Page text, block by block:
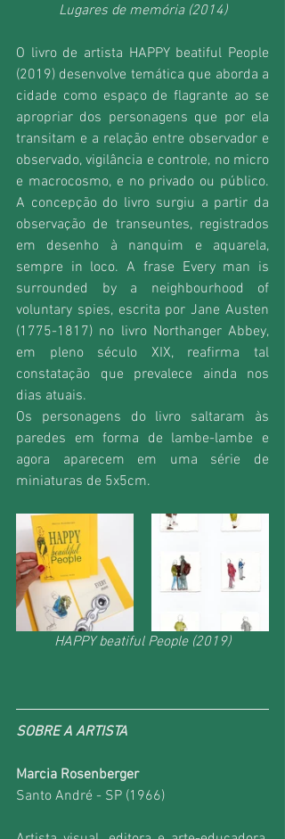
Lugares de memória (2014)
O livro de artista HAPPY beatiful People
(2019) desenvolve temática que aborda a
cidade como espaço de flagrante ao se
apropriar dos personagens que por ela
transitam e a relação entre observador e
observado, vigilância e controle, no micro
e macrocosmo, e no privado ou público.
A concepção do livro surgiu a partir da
observação de transeuntes, registrados
em desenho à nanquim e aquarela,
sempre in loco. A frase Every man is
surrounded by a neighbourhood of
voluntary spies, escrita por Jane Austen
(1775-1817) no livro Northanger Abbey,
em pleno século XIX, reafirma tal
constatação que prevalece ainda nos
dias atuais.
Os personagens do livro saltaram às
paredes em forma de lambe-lambe e
agora aparecem em uma série de
miniaturas de 5x5cm.
HAPPY beatiful People (2019)
SOBRE A ARTISTA
Marcia Rosenberger
Santo André - SP (1966)